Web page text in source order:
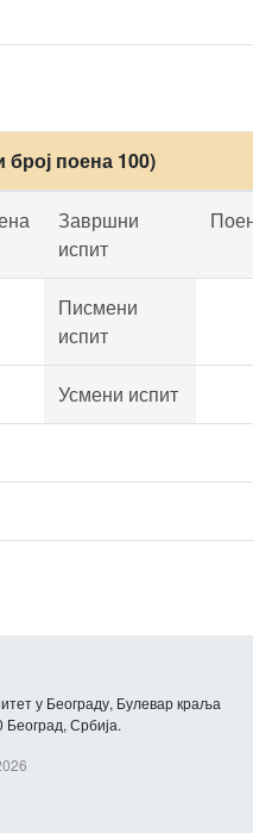
поена 100)
Завршни
испит
Писмени
испит
Усмени испит
у Београду, Булевар краља
Србија.